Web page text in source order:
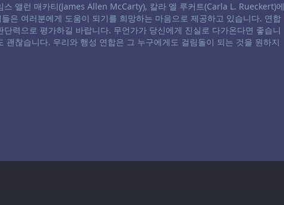
앨런 매카티(James Allen McCarty), 칼라 엘 루커트(Carla L. Rueckert)에
은 여러분에게 도움이 되기를 희망하는 마음으로 제공하고 있습니다. 연합
력으로 평가하길 바랍니다. 무언가가 당신에게 진실로 다가온다면 좋습니
찮습니다. 우리와 행성 연합은 그 누구에게도 걸림돌이 되는 것을 원하지